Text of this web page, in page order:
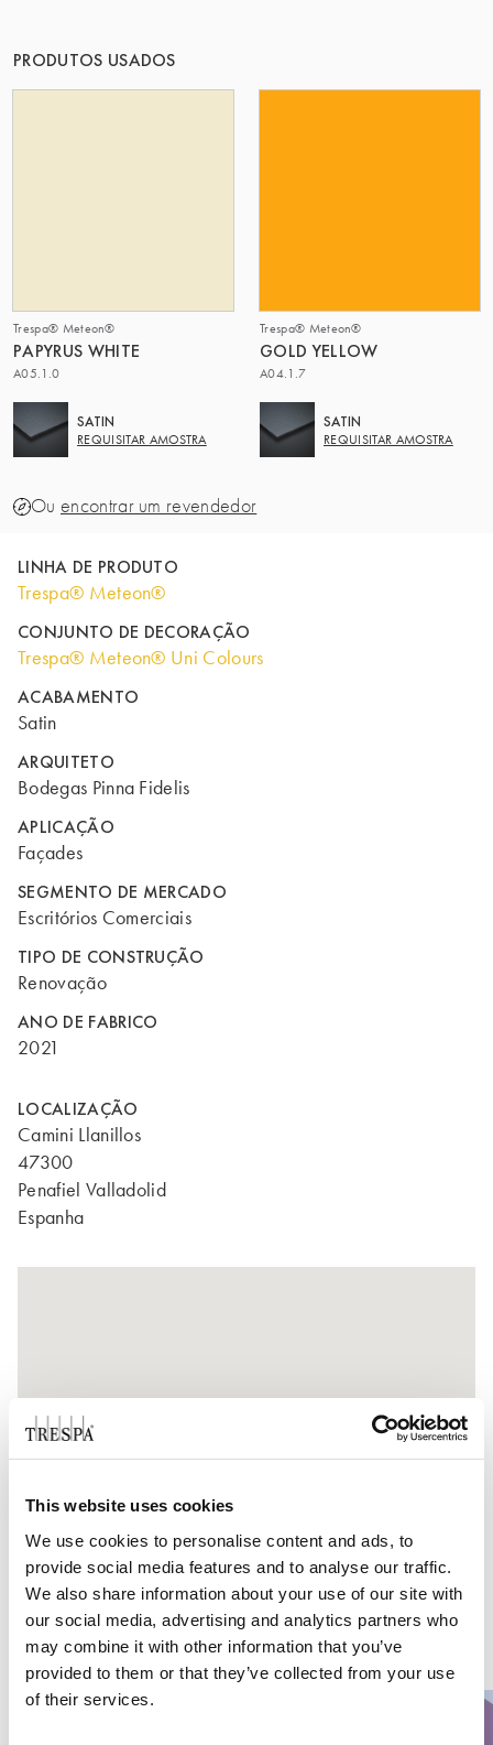
This website uses cookies
We use cookies to personalise content and ads, to
provide social media features and to analyse our traffic.
We also share information about your use of our site with
our social media, advertising and analytics partners who
may combine it with other information that you’ve
provided to them or that they’ve collected from your use
of their services.
PRODUTOS USADOS
Trespa® Meteon®
PAPYRUS WHITE
A05.1.0
SATIN
REQUISITAR AMOSTRA
Trespa® Meteon®
GOLD YELLOW
A04.1.7
SATIN
REQUISITAR AMOSTRA
Ou encontrar um revendedor
LINHA DE PRODUTO
Trespa® Meteon®
CONJUNTO DE DECORAÇÃO
Trespa® Meteon® Uni Colours
ACABAMENTO
Satin
ARQUITETO
Bodegas Pinna Fidelis
APLICAÇÃO
Façades
SEGMENTO DE MERCADO
Escritórios Comerciais
TIPO DE CONSTRUÇÃO
Renovação
ANO DE FABRICO
2021
LOCALIZAÇÃO
Camini Llanillos
47300
Penafiel Valladolid
Espanha